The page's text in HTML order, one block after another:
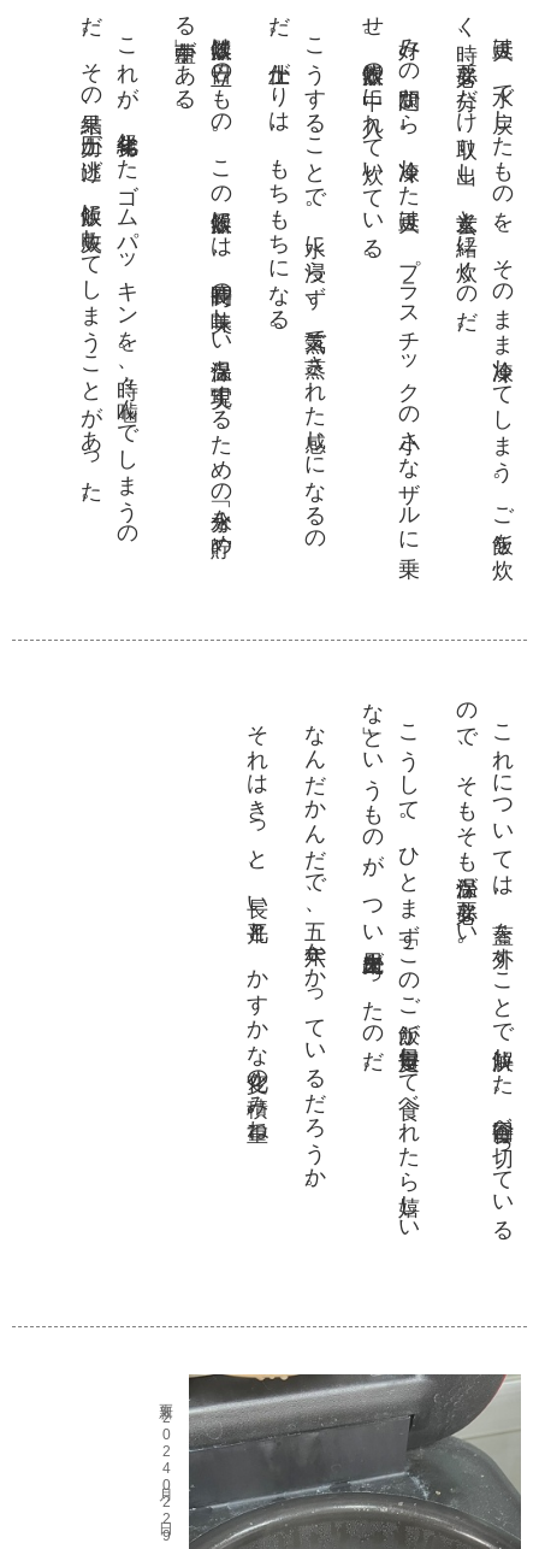
大豆は
、水
で戻
し
た
も
の
を
、
そ
の
ま
ま冷凍
し
て
し
ま
う
。
ご飯
を炊
く時、必要
な分
だ
け取
り出
し
、玄米
と一緒
に炊
く
の
だ
。
好み
の問題
か
ら
。冷凍
し
た大豆
は
、
プ
ラ
ス
チ
ッ
ク
の小
さ
な
ザ
ル
に乗
せ。炊飯器
の中
に入
れ
て炊
い
て
い
る
。
こ
う
す
る
こ
と
で
。水
に浸
ら
ず
、蒸気
で蒸
さ
れ
た感
じ
に
な
る
の
だ。仕上
が
り
は
、
も
ち
も
ち
に
な
る
。
炊飯器は日立
の
も
の
。
こ
の炊飯器
に
は
、長時間
の美味
し
い保温
を実現
す
る
た
め
の「水分
を貯
め
る中蓋」が
あ
る
。
こ
れ
が
、経年劣化
し
た
ゴ
ム
パ
ッ
キ
ン
を
。時々
、噛
ん
で
し
ま
う
の
だ。
そ
の結果
、圧力
が逃
げ
、炊飯
に失敗
し
て
し
ま
う
こ
と
が
あ
っ
た
。
こ
れ
に
つ
い
て
は
、蓋
を外
す
こ
と
で解決
し
た
。毎回食
べ切
っ
て
い
る
ので
、
そ
も
そ
も保温
が必要
な
い
。
こ
う
し
て
。
ひ
と
ま
ず「
こ
の
ご飯
が毎日安定
し
て食
べ
れ
た
ら嬉
し
い
な」と
い
う
も
の
が
、
つ
い先日出来上
が
っ
た
の
だ
。
なんだかんだで、五、六年かかっているだろうか。
それはきっと、長い平凡と、かすかな変化の積み重ね。